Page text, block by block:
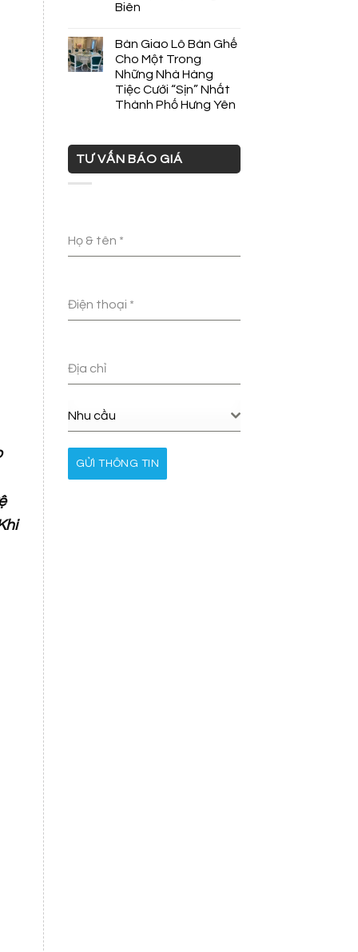
Biên
Bàn Giao Lô Bàn Ghế
Cho Một Trong
Những Nhà Hàng
Tiệc Cưới “Sịn” Nhất
Thành Phố Hưng Yên
TƯ VẤN BÁO GIÁ
Họ & tên *
Điện thoại *
Địa chỉ
Nhu cầu
GỬI THÔNG TIN